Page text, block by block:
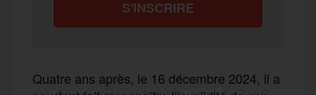
Quatre ans après, le 16 décembre 2024, il a